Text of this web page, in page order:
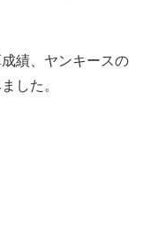
績、ヤンキースの
した。